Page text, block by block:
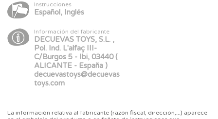
Instrucciones
Español, Inglés
Información del fabricante
DECUEVAS TOYS, S.L. ,
Pol. Ind. L'alfaç III-
C/Burgos 5 - Ibi, 03440 (
ALICANTE - España )
decuevastoys@decuevas
toys.com
La información relativa al fabricante (razón fiscal, dirección,...) aparece